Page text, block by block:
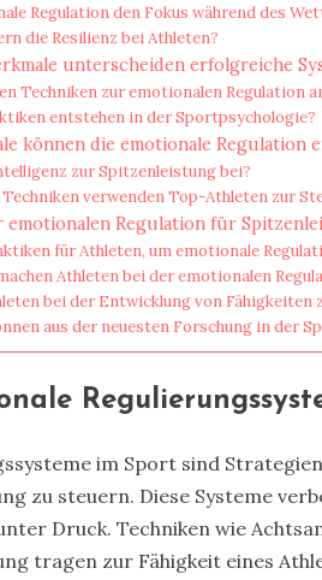
Regulation den Fokus während des
die Resilienz bei Athleten?
unterscheiden erfolgreiche
Techniken zur emotionalen Regulation
entstehen in der Sportpsychologie?
können die emotionale Regulation
zur Spitzenleistung bei?
Techniken verwenden Top-Athleten zur
emotionalen Regulation für
für Athleten, um emotionale
Athleten bei der emotionalen
bei der Entwicklung von
aus der neuesten Forschung in der
im Sport sind
zu steuern. Diese Systeme
Druck. Techniken wie
tragen zur Fähigkeit eines